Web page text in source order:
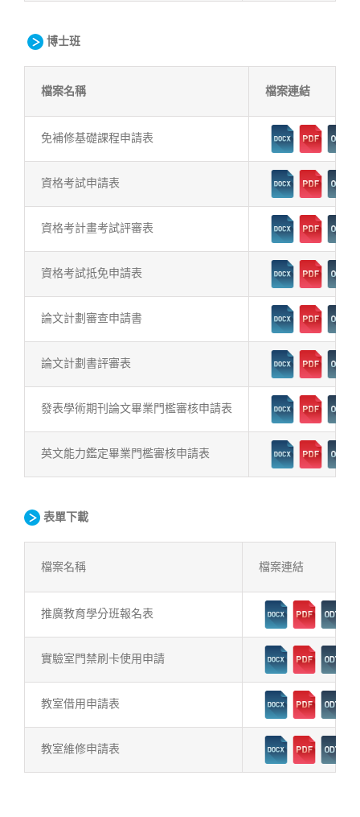
博士班
檔案名稱 檔案連結
免補修基礎課程申請表
資格考試申請表
資格考計畫考試評審表
資格考試抵免申請表
論文計劃審查申請書
論文計劃書評審表
發表學術期刊論文畢業門檻審核申請表
英文能力鑑定畢業門檻審核申請表
表單下載
檔案名稱 檔案連結
推廣教育學分班報名表
實驗室門禁刷卡使用申請
教室借用申請表
教室維修申請表